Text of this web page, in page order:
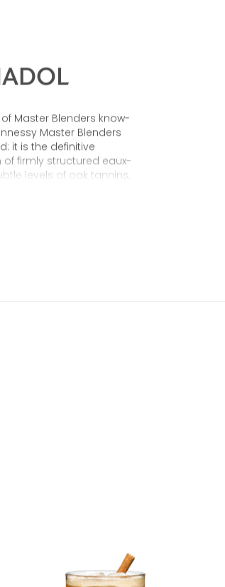
Master Blenders know-
Master Blenders
it is the definitive
firmly structured eaux-
levels of oak tannins,